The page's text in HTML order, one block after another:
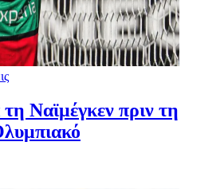
Ναϊμέγκεν πριν τη